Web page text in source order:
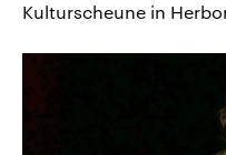
Kulturscheune in